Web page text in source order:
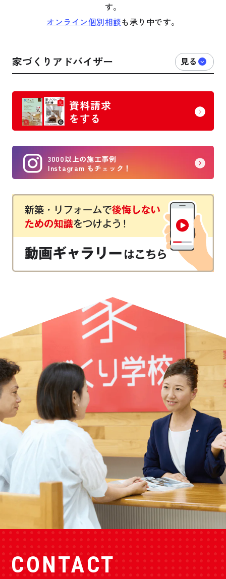
す。
オンライン個別相談も承り中です。
家づくりアドバイザー
資料請求
をする
3000以上の施工事例
Instagram もチェック！
CONTACT